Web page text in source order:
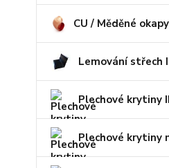
CU / Měděné okapy
Lemování střech
Plechové krytiny
Plechové krytiny